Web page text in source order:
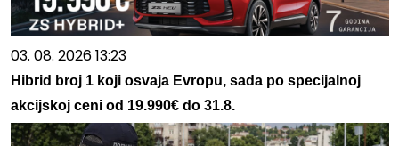
03. 08. 2026 13:23
Hibrid broj 1 koji osvaja Evropu, sada po specijalnoj
akcijskoj ceni od 19.990€ do 31.8.